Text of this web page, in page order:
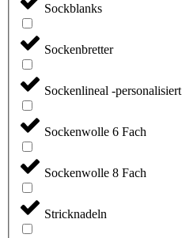
Sockblanks
Sockenbretter
Sockenlineal -personalisiert
Sockenwolle 6 Fach
Sockenwolle 8 Fach
Stricknadeln